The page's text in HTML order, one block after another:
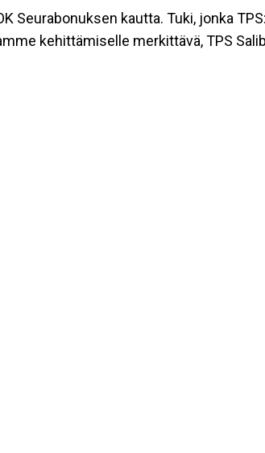
Seurabonuksen kautta. Tuki, jonka
kehittämiselle merkittävä, TPS